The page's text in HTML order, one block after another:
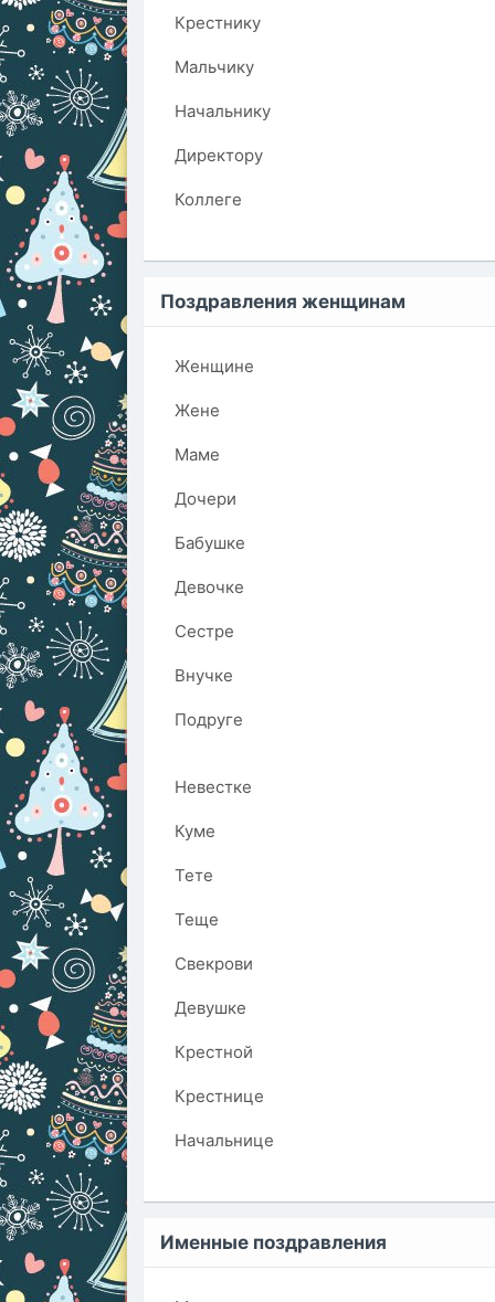
Крестнику
Мальчику
Начальнику
Директору
Коллеге
Поздравления женщинам
Женщине
Жене
Маме
Дочери
Бабушке
Девочке
Сестре
Внучке
Подруге
Невестке
Куме
Тете
Теще
Свекрови
Девушке
Крестной
Крестнице
Начальнице
Именные поздравления